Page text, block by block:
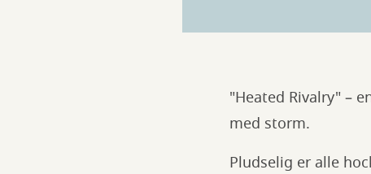
"Heated Rivalry" –
med storm.
Pludselig er alle